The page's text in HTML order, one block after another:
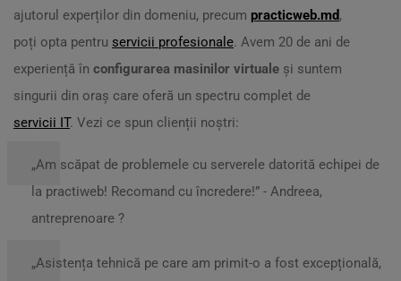
ajutorul experților din domeniu, precum practicweb.md,
poți opta pentru servicii profesionale. Avem 20 de ani de
experiență în configurarea masinilor virtuale și suntem
singurii din oraș care oferă un spectru complet de
servicii IT. Vezi ce spun clienții noștri:
„Am scăpat de problemele cu serverele datorită echipei de
la practiweb! Recomand cu încredere!” - Andreea,
antreprenoare ?
„Asistența tehnică pe care am primit-o a fost excepțională,